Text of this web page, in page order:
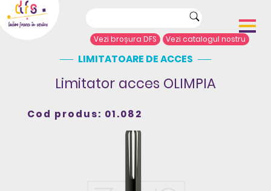
Vezi broșura DFS Vezi catalogul nostru
Despre noi
Echipamente de joacă
LIMITATOARE DE ACCES
Limitator acces OLIMPIA
Cod produs: 01.082